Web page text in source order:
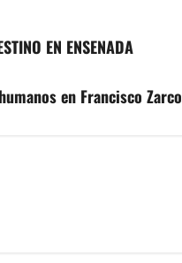
EN ENSENADA
en Francisco Zarco